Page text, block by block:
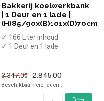
Bakkerij koelwerkbank
| 1 Deur en 1 lade |
(H)85/90x(B)101x(D)70cm
✓ 166 Liter inhoud
✓ 1 Deur en 1 lade
✓ Bree...
3.347,00 2.845,00
Beschikbaarheid laden..